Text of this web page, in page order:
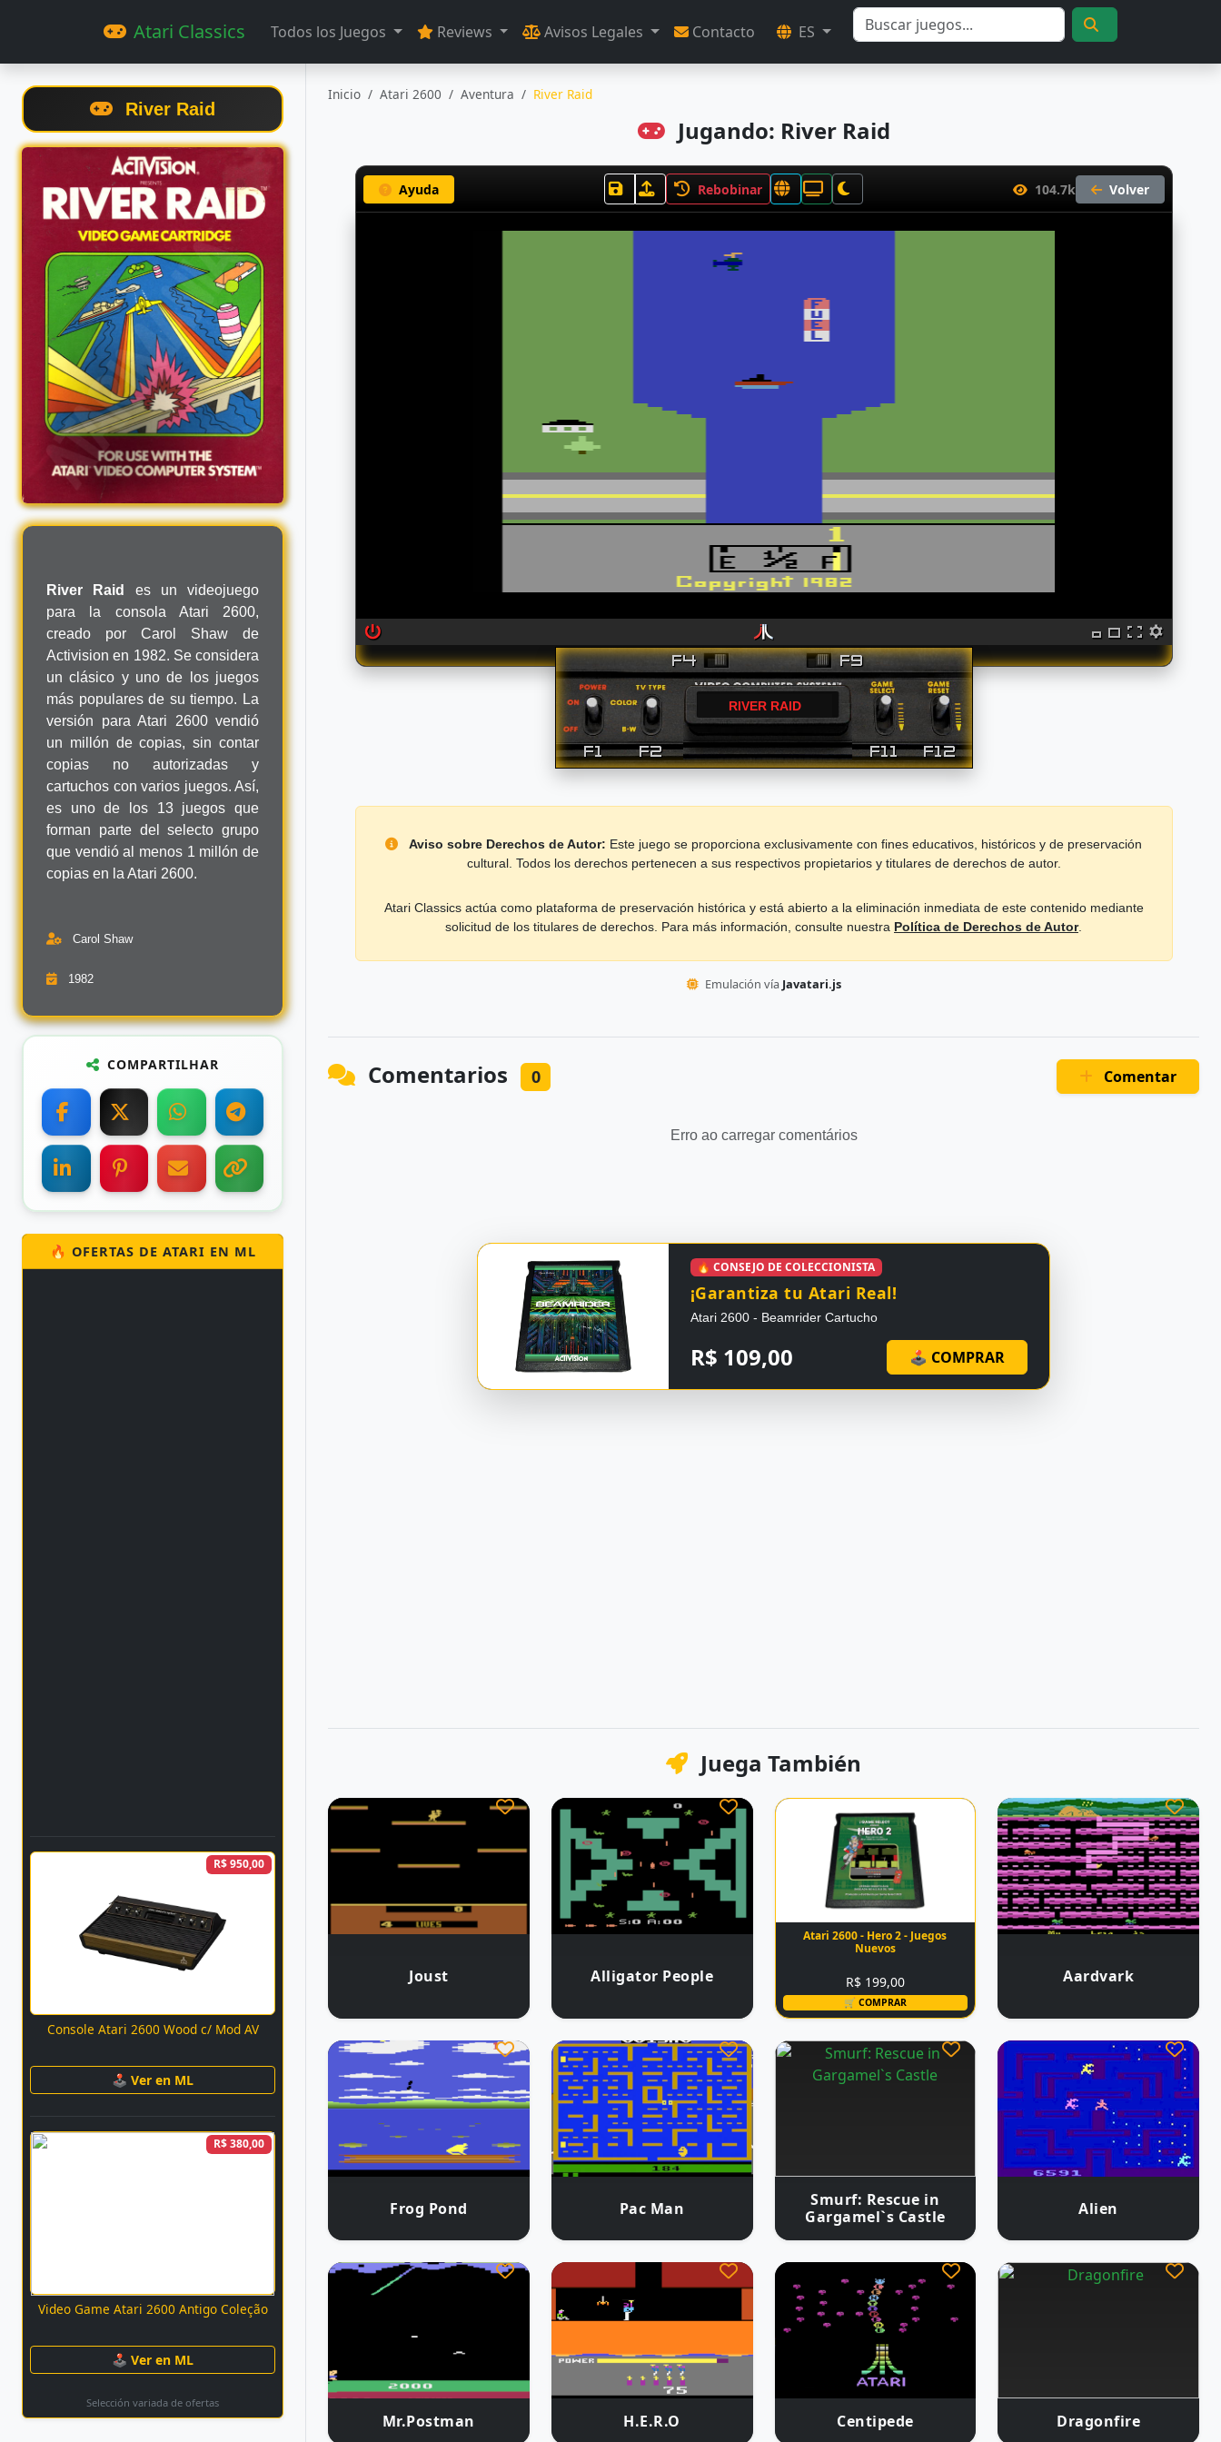
Atari Classics Todos los Juegos Reviews Avisos Legales Contacto ES
River Raid
River Raid
es un videojuego
para la consola Atari 2600,
creado por Carol Shaw de
Activision en 1982. Se considera
un clásico y uno de los juegos
más populares de su tiempo. La
versión para Atari 2600 vendió
un millón de copias, sin contar
copias no autorizadas y
cartuchos con varios juegos. Así,
es uno de los 13 juegos que
forman parte del selecto grupo
que vendió al menos 1 millón de
copias en la Atari 2600.
Carol Shaw
1982
COMPARTILHAR
🔥 OFERTAS DE ATARI EN ML
R$ 950,00
Console Atari 2600 Wood c/ Mod AV
🕹 Ver en ML
R$ 380,00
Video Game Atari 2600 Antigo Coleção
🕹 Ver en ML
Selección variada de ofertas
Inicio Atari 2600 Aventura River Raid
Jugando: River Raid
Ayuda Rebobinar 104.7k Volver
RIVER RAID
Aviso sobre Derechos de Autor: Este juego se proporciona exclusivamente con fines educativos, históricos y de preservación
cultural. Todos los derechos pertenecen a sus respectivos propietarios y titulares de derechos de autor.
Atari Classics actúa como plataforma de preservación histórica y está abierto a la eliminación inmediata de este contenido mediante
solicitud de los titulares de derechos. Para más información, consulte nuestra Política de Derechos de Autor.
Emulación vía Javatari.js
Comentarios 0 Comentar
Erro ao carregar comentários
🔥 CONSEJO DE COLECCIONISTA
¡Garantiza tu Atari Real!
Atari 2600 - Beamrider Cartucho
R$ 109,00 🕹 COMPRAR
Juega También
Joust Alligator People
Atari 2600 - Hero 2 - Juegos
Nuevos
R$ 199,00
🛒 COMPRAR
Aardvark
Frog Pond Pac Man
Smurf: Rescue in
Gargamel`s Castle
Alien
Mr.Postman H.E.R.O Centipede Dragonfire